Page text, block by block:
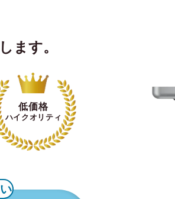
ます。
低価格
ハイクオリティ